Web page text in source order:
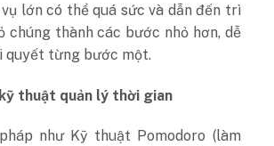
lớn có thể quá sức và dẫn đến trì
chúng thành các bước nhỏ hơn, dễ
quyết từng bước một.
thuật quản lý thời gian
như Kỹ thuật Pomodoro (làm